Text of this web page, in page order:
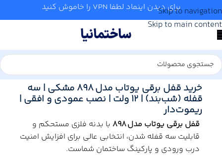
Skip to navigation
Skip to main content
برای دیدن اینماد لطفا VPN را خاموش کنید
قفل و یراق
خرید قفل برقی یوتاب مدل 898 مشکی | سه
قفله (شب‌بند) | ۱۲ ولت | نصب عمودی و افقی |
ریموت‌دار
قفل برقی یوتاب مدل 898
با بدنه فلزی مستحکم و
قابلیت سه قفله شدن، انتخابی عالی برای افزایش امنیت
درب ورودی و پارکینگ ساختمان شماست.